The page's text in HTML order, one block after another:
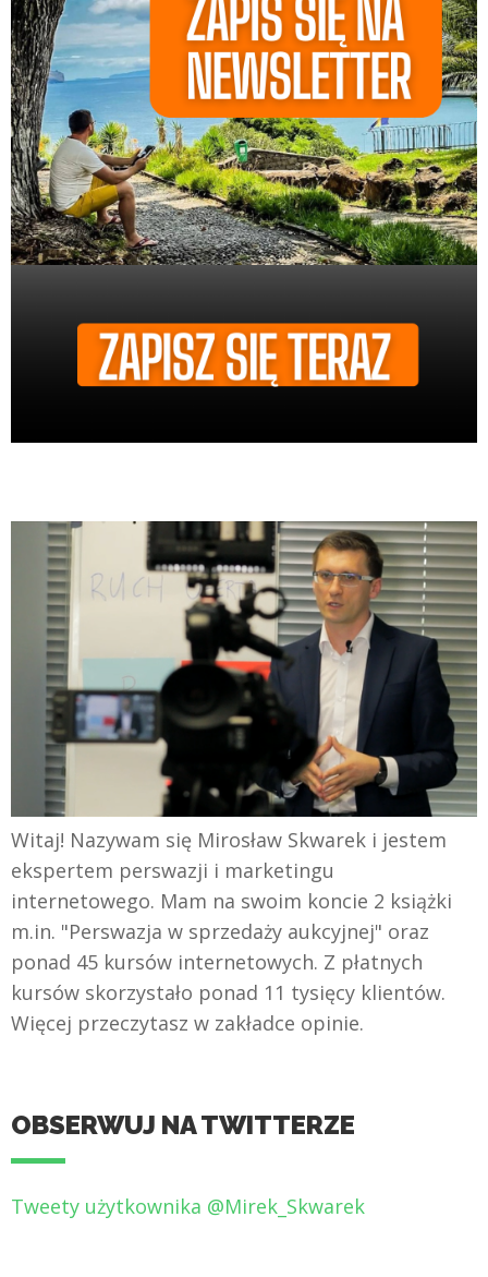
Witaj! Nazywam się Mirosław Skwarek i jestem
ekspertem perswazji i marketingu
internetowego. Mam na swoim koncie 2 książki
m.in. "Perswazja w sprzedaży aukcyjnej" oraz
ponad 45 kursów internetowych. Z płatnych
kursów skorzystało ponad 11 tysięcy klientów.
Więcej przeczytasz w zakładce opinie.
OBSERWUJ NA TWITTERZE
Tweety użytkownika @Mirek_Skwarek